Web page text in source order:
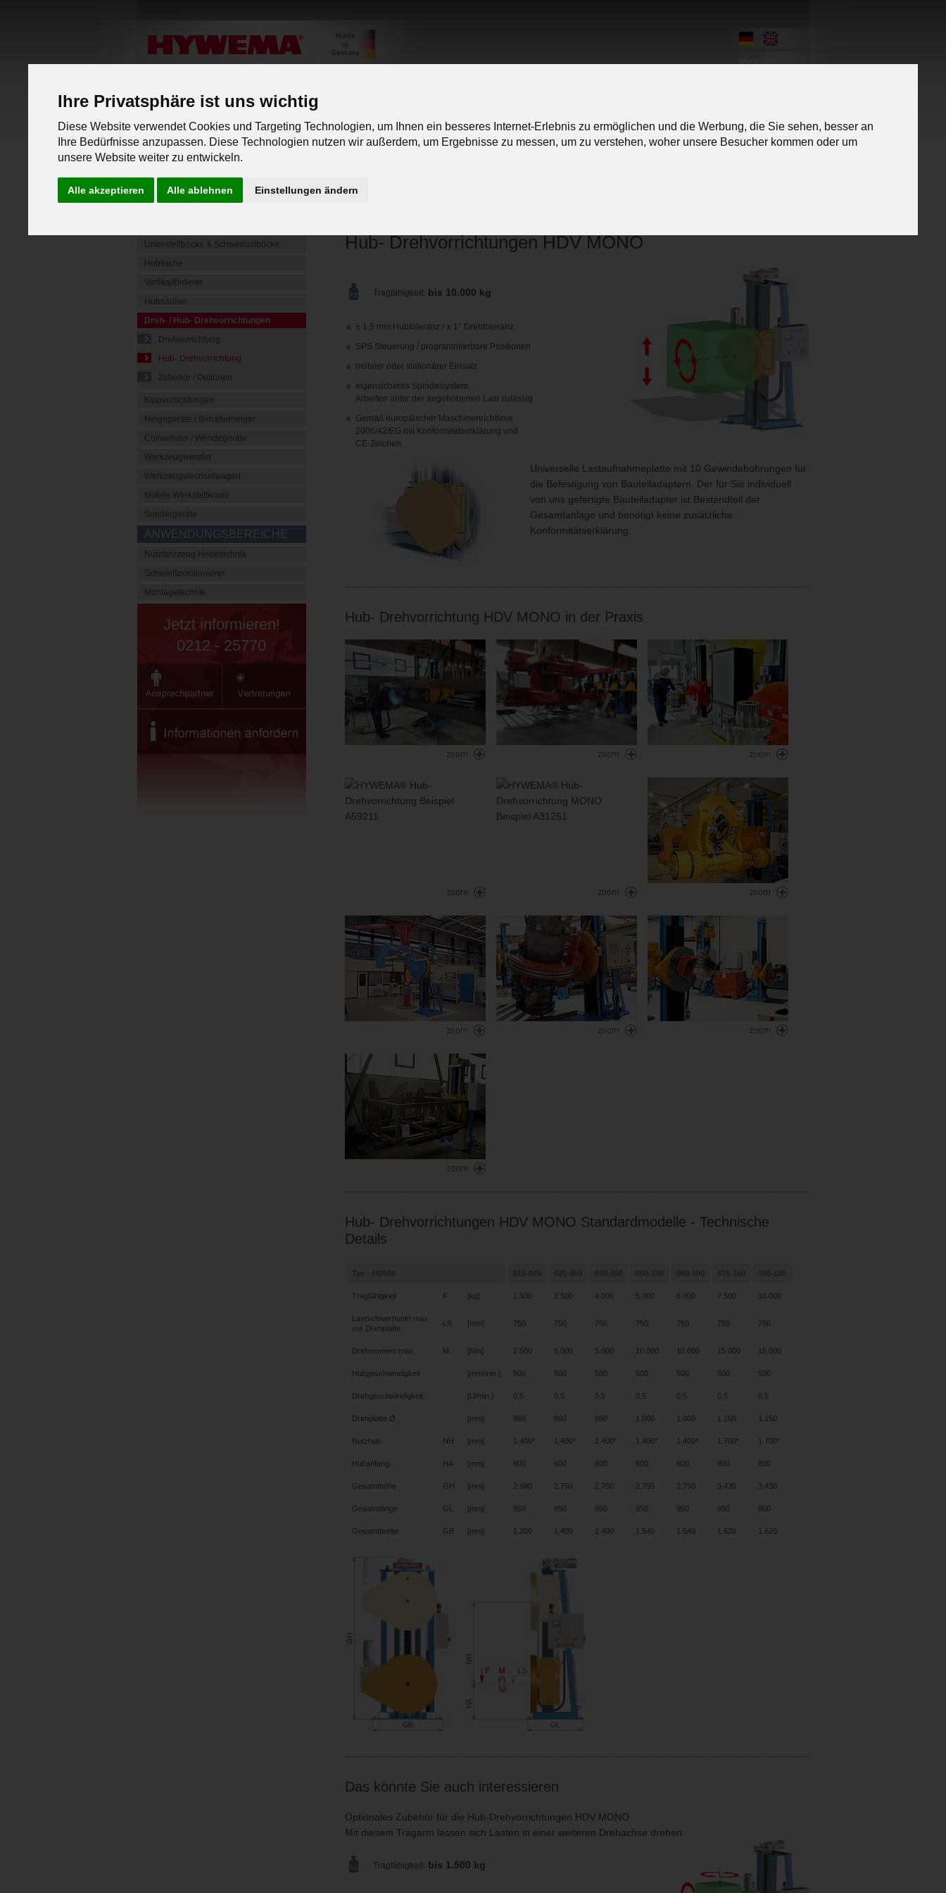
Ihre Privatsphäre ist uns wichtig
Diese Website verwendet Cookies und Targeting Technologien, um Ihnen ein besseres Internet-Erlebnis zu ermöglichen und die Werbung, die Sie sehen, besser an
Ihre Bedürfnisse anzupassen. Diese Technologien nutzen wir außerdem, um Ergebnisse zu messen, um zu verstehen, woher unsere Besucher kommen oder um
unsere Website weiter zu entwickeln.
Alle akzeptieren Alle ablehnen Einstellungen ändern
PRODUKTLINIEN Unternehmen Service Kontakt Karriere
Mobile Hebeböcke
Unterstellböcke & Schwerlastböcke
Hubtische
Vertikalförderer
Hubsäulen
Dreh- / Hub- Drehvorrichtungen
Drehvorrichtung
Hub- Drehvorrichtung
Zubehör / Optionen
Kippvorrichtungen
Neigegeräte / Behälterneiger
Coilwender / Wendegeräte
Werkzeugwender
Werkzeugwechselwagen
Mobile Werkstattkrane
Sondergeräte
ANWENDUNGSBEREICHE
Nutzfahrzeug Hebetechnik
Schweißpositionierer
Montagetechnik
Jetzt informieren!
0212 - 25770
Hub- Drehvorrichtungen HDV MONO
Tragfähigkeit: bis 10.000 kg
± 1,5 mm Hubtoleranz / ± 1° Drehtoleranz
SPS Steuerung / programmierbare Positionen
mobiler oder stationärer Einsatz
eigensicheres Spindelsystem
Arbeiten unter der angehobenen Last zulässig
Gemäß europäischer Maschinenrichtlinie
2006/42/EG mit Konformitätserklärung und
CE-Zeichen.
Universelle Lastaufnahmeplatte mit 10 Gewindebohrungen für
die Befestigung von Bauteiladaptern. Der für Sie individuell
von uns gefertigte Bauteiladapter ist Bestandteil der
Gesamtanlage und benötigt keine zusätzliche
Konformitätserklärung.
Hub- Drehvorrichtung HDV MONO in der Praxis
Hub- Drehvorrichtungen HDV MONO Standardmodelle - Technische
Details
Typ - HDVM 015-025 025-050 040-050 050-100 060-100 075-150 100-150
Tragfähigkeit F [kg] 1.500 2.500 4.000 5.000 6.000 7.500 10.000
Lastschwerpunkt max.
vor Drehplatte
LS [mm] 750 750 750 750 750 750 750
Drehmoment max. M [Nm] 2.500 5.000 5.000 10.000 10.000 15.000 15.000
Hubgeschwindigkeit [mm/min.] 500 500 500 500 500 500 500
Drehgeschwindigkeit [U/min.] 0,5 0,5 0,5 0,5 0,5 0,5 0,5
Drehplatte Ø [mm] 860 860 860 1.000 1.000 1.150 1.150
Nutzhub NH [mm] 1.400* 1.400* 1.400* 1.400* 1.400* 1.700* 1.700*
Hubanfang HA [mm] 600 600 600 600 600 800 800
Gesamthöhe GH [mm] 2.680 2.750 2.750 2.750 2.750 3.430 3.430
Gesamtlänge GL [mm] 950 950 950 950 950 950 950
Gesamtbreite GB [mm] 1.200 1.400 1.400 1.540 1.540 1.620 1.620
Das könnte Sie auch interessieren
Optionales Zubehör für die Hub-Drehvorrichtungen HDV MONO
Mit diesem Tragarm lassen sich Lasten in einer weiteren Drehachse drehen.
Tragfähigkeit: bis 1.500 kg